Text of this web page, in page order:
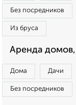
Без посредников
Из бруса
Аренда домов,
Дома Дачи
Без посредников